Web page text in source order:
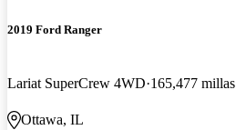
2019 Ford Ranger
Lariat SuperCrew 4WD 165,477 millas
Ottawa, IL